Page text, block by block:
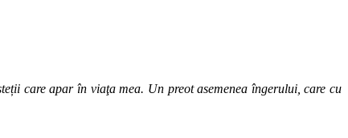
care apar în viaţa mea. Un preot asemenea îngerului, care cu